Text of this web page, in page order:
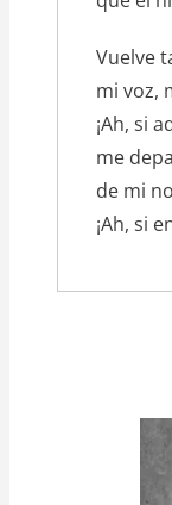
Vuelve
mi voz,
¡Ah, si
me
de mi
¡Ah, si